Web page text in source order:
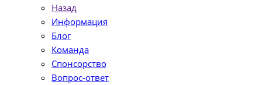
Назад
Информация
Блог
Команда
Спонсорство
Вопрос-ответ